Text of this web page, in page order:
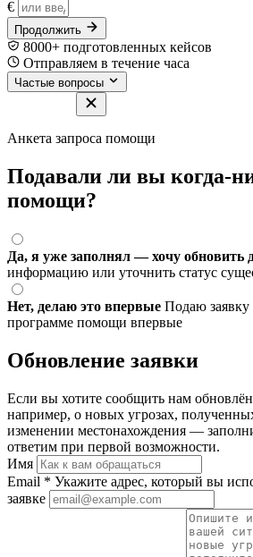
€
Продолжить
8000+ подготовленных кейсов
Отправляем в течение часа
Частые вопросы
Анкета запроса помощи
Подавали ли вы когда-
помощи?
Да, я уже заполнял — хочу обновить
информацию или уточнить статус
Нет, делаю это впервые Подаю заявку
программе помощи впервые
Обновление заявки
Если вы хотите сообщить нам
например, о новых угрозах,
изменении местонахождения —
ответим при первой возможности.
Имя
Email * Укажите адрес, который вы
заявке